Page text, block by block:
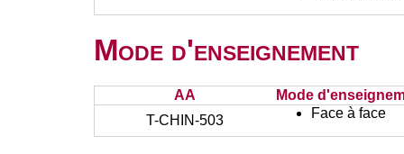
Mode d'enseignement
AA
Mode
T-CHIN-503
Face à face